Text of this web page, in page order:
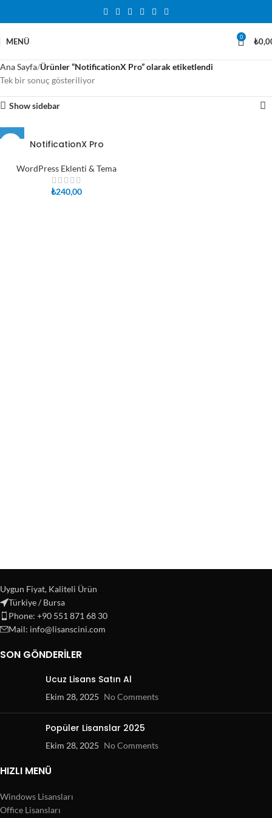
MENÜ 0 ₺
Ana Sayfa Ürünler “NotificationX Pro” olarak etiketlendi
Tek bir sonuç gösteriliyor
Show sidebar
NotificationX Pro
WordPress Eklenti & Tema
₺240,00
Uygun Fiyat, Kaliteli Ürün
Türkiye / Bursa
Phone: +90 551 871 68 30
Mail: info@lisanscini.com
SON GÖNDERILER
Ucuz Lisans Satın Al
Ekim 28, 2025 No Comments
Popüler Lisanslar 2025
Ekim 28, 2025 No Comments
HIZLI MENÜ
Windows Lisansları
Office Lisansları